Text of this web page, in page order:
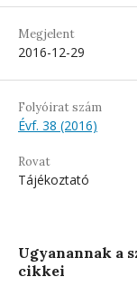
Megjelent
2016-12-29
Folyóirat szám
Évf. 38 (2016)
Rovat
Tájékoztató
Ugyanannak a
cikkei